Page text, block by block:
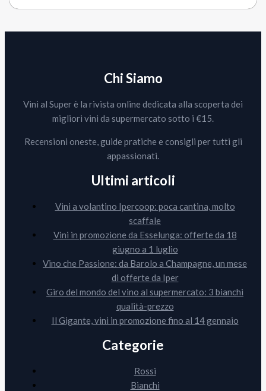
Chi Siamo
Vini al Super è la rivista online dedicata alla scoperta dei
migliori vini da supermercato sotto i €15.
Recensioni oneste, guide pratiche e consigli per tutti gli
appassionati.
Ultimi articoli
Vini a volantino Ipercoop: poca cantina, molto
scaffale
Vini in promozione da Esselunga: offerte da 18
giugno a 1 luglio
Vino che Passione: da Barolo a Champagne, un mese
di offerte da Iper
Giro del mondo del vino al supermercato: 3 bianchi
qualità-prezzo
Il Gigante, vini in promozione fino al 14 gennaio
Categorie
Rossi
Bianchi